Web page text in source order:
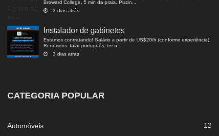
Broward College, 5 min da praia. Piscin...
3 dias atrás
Instalador de gabinetes
Estamos contratando! Salário a partir de US$20/h (conforme experiência).
Requisitos: falar português, ter n...
3 dias atrás
CATEGORIA POPULAR
Automóveis 12